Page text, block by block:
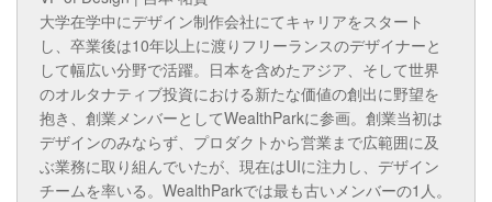
大学在学中にデザイン制作会社にてキャリアをスタート
し、卒業後は10年以上に渡りフリーランスのデザイナーと
して幅広い分野で活躍。日本を含めたアジア、そして世界
のオルタナティブ投資における新たな価値の創出に野望を
抱き、創業メンバーとしてWealthParkに参画。創業当初は
デザインのみならず、プロダクトから営業まで広範囲に及
ぶ業務に取り組んでいたが、現在はUIに注力し、デザイン
チームを率いる。WealthParkでは最も古いメンバーの1人。